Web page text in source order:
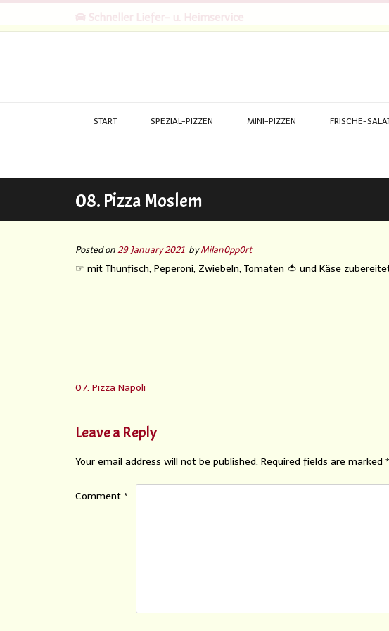
Schneller Liefer- u. Heimservice
START SPEZIAL-PIZZEN MINI-PIZZEN FRISCHE-
08. Pizza Moslem
Posted on 29 January 2021 byMilan0pp0rt
☞ mit Thunfisch, Peperoni, Zwiebeln, Tomaten 🍅 und Käse
07. Pizza Napoli
Leave a Reply
Your email address will not be published. Required fields are marked *
Comment *